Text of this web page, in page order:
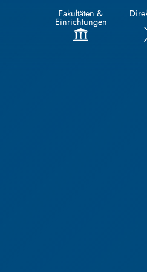
Fakultäten &
Einrichtungen